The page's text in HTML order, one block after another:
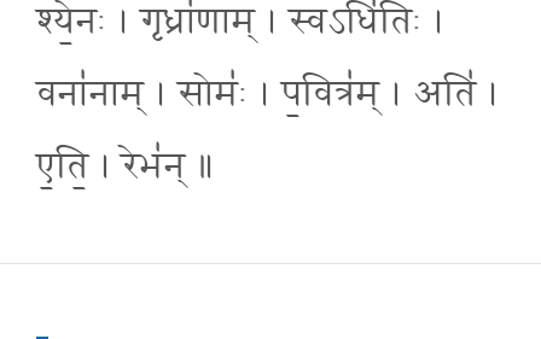
श्ये॒नः । गृध्रा॑णाम् । स्वऽधि॑तिः ।
वना॑नाम् । सोमः॑ । प॒वित्र॑म् । अति॑ ।
ए॒ति॒ । रेभ॑न् ॥